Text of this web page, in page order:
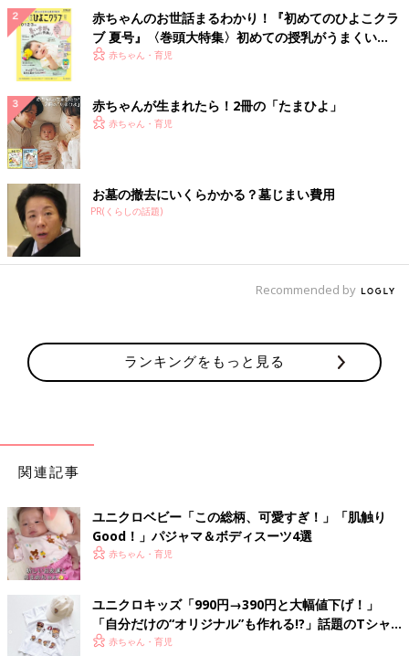
ズ）を着てもらいました！ かわいいりんご柄ですが、ユニセッ
クスな色なので男の子が着ても女の子が着てもかわいいです。あ
70-90サイズはかぶりタイプ
赤ちゃんのお世話まるわかり！『初めてのひよこクラ
ブ 夏号』〈巻頭大特集〉初めての授乳がうまくい
く！ おっぱい・ミルクの基本と夏のトラブル 解決テ
赤ちゃん・育児
赤ちゃんが生まれたら！2冊の「たまひよ」
赤ちゃん・育児
お墓の撤去にいくらかかる？墓じまい費用
PR(くらしの話題)
Recommended by
ランキングをもっと見る
関連記事
ユニクロベビー「この総柄、可愛すぎ！」「肌触り
Good！」パジャマ＆ボディスーツ4選
赤ちゃん・育児
ユニクロキッズ「990円→390円と大幅値下げ！」
「自分だけの“オリジナル”も作れる!?」話題のTシャ
ツ4選赤ちゃん・育児